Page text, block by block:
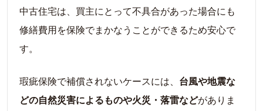
中古住宅は、買主にとって不具合があった場合にも
修繕費用を保険でまかなうことができるため安心で
す。
瑕疵保険で補償されないケースには、 台風や地震な
どの自然災害によるものや火災・落雷などがありま